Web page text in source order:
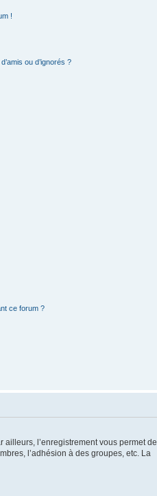
!
ou d’ignorés ?
ce forum ?
ailleurs, l’enregistrement vous permet de
l’adhésion à des groupes, etc. La